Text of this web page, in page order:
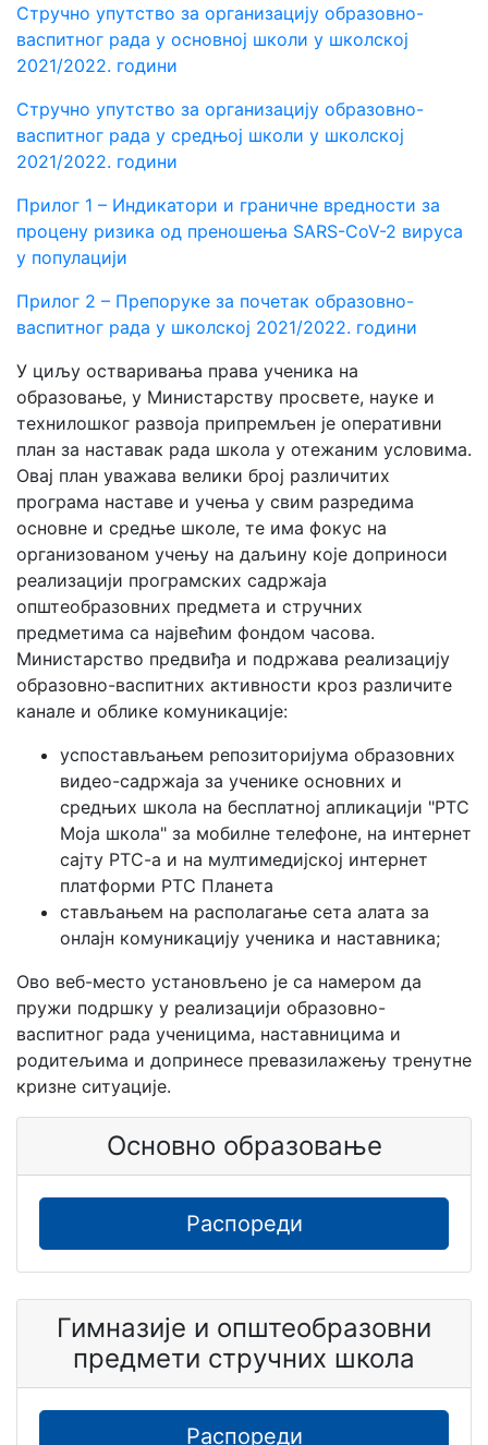
Стручно упутствo за организацију образовно-
васпитног рада у основној школи у школској
2021/2022. години
Стручно упутство за организацију образовно-
васпитног рада у средњој школи у школској
2021/2022. години
Прилог 1 – Индикатори и граничне вредности за
процену ризика од преношења SARS-CoV-2 вируса
у популацији
Прилог 2 – Препоруке за почетак образовно-
васпитног рада у школској 2021/2022. години
У циљу остваривања права ученика на
образовање, у Министарству просвете, науке и
технилошког развоја припремљен је оперативни
план за наставак рада школа у отежаним условима.
Овај план уважава велики број различитих
програма наставе и учења у свим разредима
основне и средње школе, те има фокус на
организованом учењу на даљину које доприноси
реализацији програмских садржаја
општеобразовних предмета и стручних
предметима са највећим фондом часова.
Министарство предвиђа и подржава реализацију
образовно-васпитних активности кроз различите
канале и облике комуникације:
успостављањем репозиторијума образовних
видео-садржаја за ученике основних и
средњих школа на бесплатној апликацији "РТС
Моја школа" за мобилне телефоне, на интернет
сајту РТС-а и на мултимедијској интернет
платформи РТС Планета
стављањем на располагање сета алата за
онлајн комуникацију ученика и наставника;
Ово веб-место установљено је са намером да
пружи подршку у реализацији образовно-
васпитног рада ученицима, наставницима и
родитељима и допринесе превазилажењу тренутне
кризне ситуације.
Основно образовање
Распореди
Гимназије и општеобразовни
предмети стручних школа
Распореди